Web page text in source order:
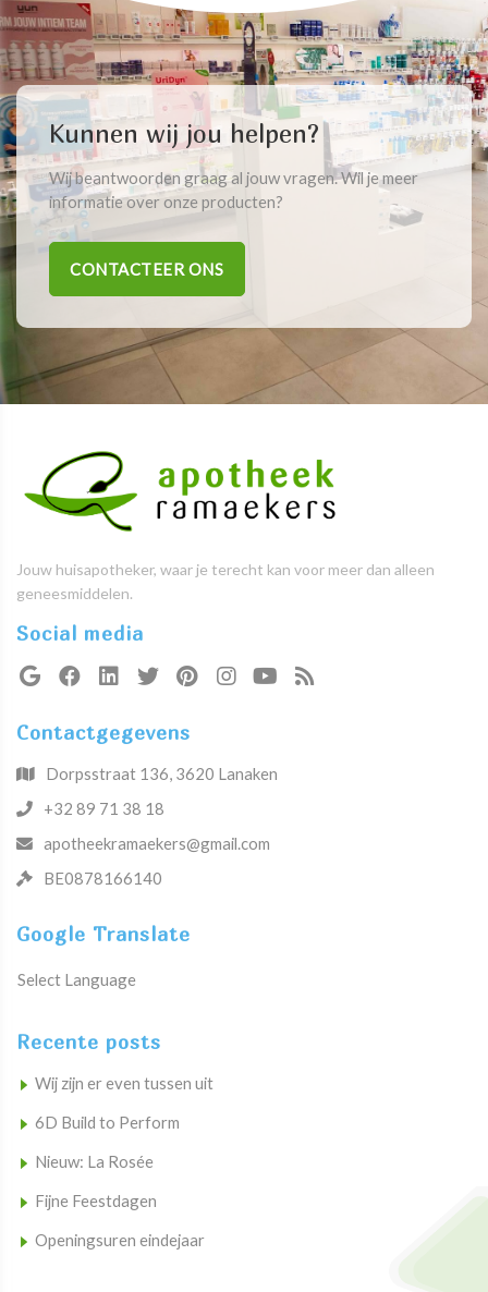
Kunnen wij jou helpen?
Wij beantwoorden graag al jouw vragen. Wil je meer
informatie over onze producten?
CONTACTEER ONS
Jouw huisapotheker, waar je terecht kan voor meer dan alleen
geneesmiddelen.
Social media
Contactgegevens
Dorpsstraat 136, 3620 Lanaken
+32 89 71 38 18
apotheekramaekers@gmail.com
BE0878166140
Google Translate
Select Language
Recente posts
Wij zijn er even tussen uit
6D Build to Perform
Nieuw: La Rosée
Fijne Feestdagen
Openingsuren eindejaar